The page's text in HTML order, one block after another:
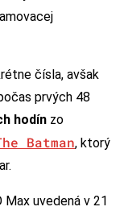
čísla, avšak
prvých 48
hodín zo
Batman, ktorý
Max uvedená v 21